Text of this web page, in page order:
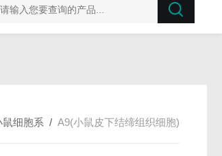
东部枯萎病菌探针法qPCR试剂盒不含内参
鼠细胞系 / A9(小鼠皮下结缔组织细胞)